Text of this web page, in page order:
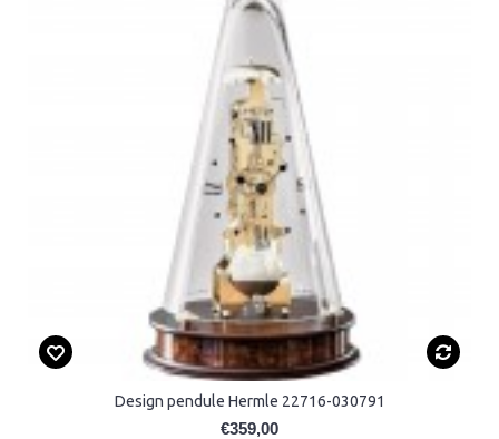
Design pendule Hermle 22716-030791
€359,00